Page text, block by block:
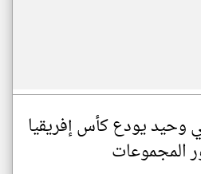
وحيد يودع كأس إفريقيا